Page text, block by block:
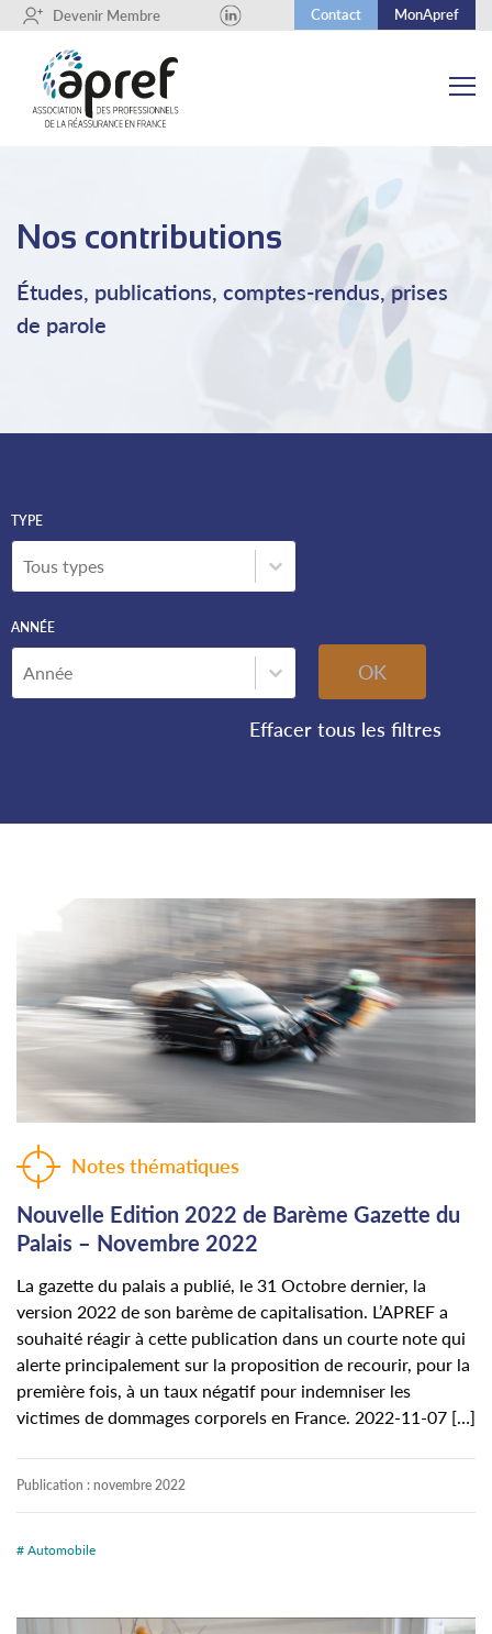
+ Devenir Membre Contact MonApref
Nos contributions
Études, publications, comptes-rendus, prises
de parole
TYPE
Type
Type
ANNÉE
Année
Année OK
Effacer tous les filtres
Notes thématiques
Nouvelle Edition 2022 de Barème Gazette du
Palais – Novembre 2022
La gazette du palais a publié, le 31 Octobre dernier, la
version 2022 de son barème de capitalisation. L’APREF a
souhaité réagir à cette publication dans un courte note qui
alerte principalement sur la proposition de recourir, pour la
première fois, à un taux négatif pour indemniser les
victimes de dommages corporels en France. 2022-11-07 […]
Publication : novembre 2022
# Automobile